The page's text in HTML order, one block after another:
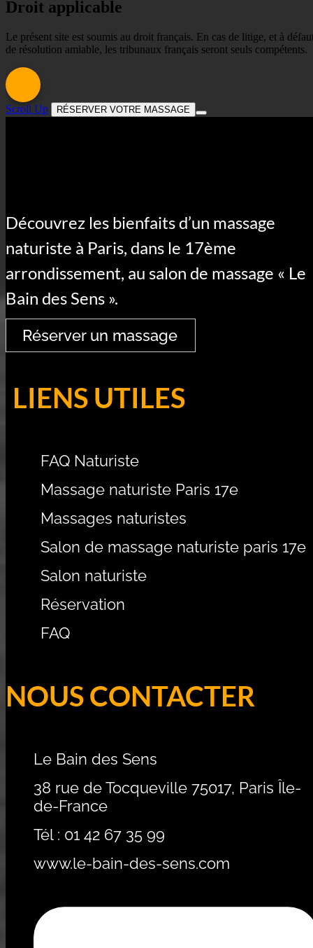
Droit applicable
Le présent site est soumis au droit français. En cas de litige, et à
de résolution amiable, les tribunaux français seront seuls compétents.
Scroll Up RÉSERVER VOTRE MASSAGE
Découvrez les bienfaits d’un massage
naturiste à Paris, dans le 17ème
arrondissement, au salon de massage « Le
Bain des Sens ».
Réserver un massage
LIENS UTILES
FAQ Naturiste
Massage naturiste Paris 17e
Massages naturistes
Salon de massage naturiste paris 17e
Salon naturiste
Réservation
FAQ
NOUS CONTACTER
Le Bain des Sens
38 rue de Tocqueville 75017, Paris Île-
de-France
Tél : 01 42 67 35 99
www.le-bain-des-sens.com